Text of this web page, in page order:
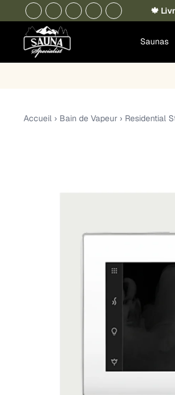
🍁
Saunas
Accueil › Bain de Vapeur › Residential